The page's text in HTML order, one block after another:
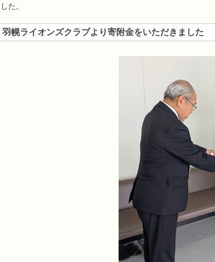
した。
羽幌ライオンズクラブより寄附金をいただきました